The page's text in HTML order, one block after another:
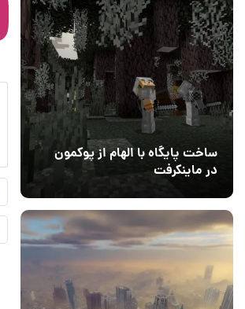
ساخت پایگاه با الهام از پوکمون
در ماینکرفت